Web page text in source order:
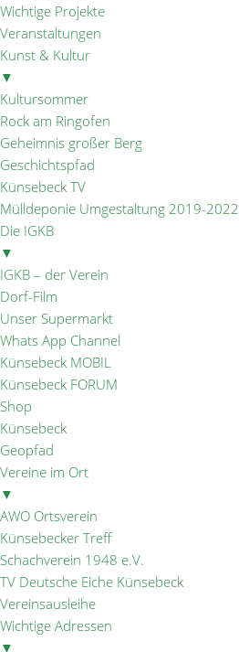
Wichtige Projekte
Veranstaltungen
Kunst & Kultur
▼
Kultursommer
Rock am Ringofen
Geheimnis großer Berg
Geschichtspfad
Künsebeck TV
Mülldeponie Umgestaltung 2019-2022
Die IGKB
▼
IGKB – der Verein
Dorf-Film
Unser Supermarkt
Whats App Channel
Künsebeck MOBIL
Künsebeck FORUM
Shop
Künsebeck
Geopfad
Vereine im Ort
▼
AWO Ortsverein
Künsebecker Treff
Schachverein 1948 e.V.
TV Deutsche Eiche Künsebeck
Vereinsausleihe
Wichtige Adressen
▼